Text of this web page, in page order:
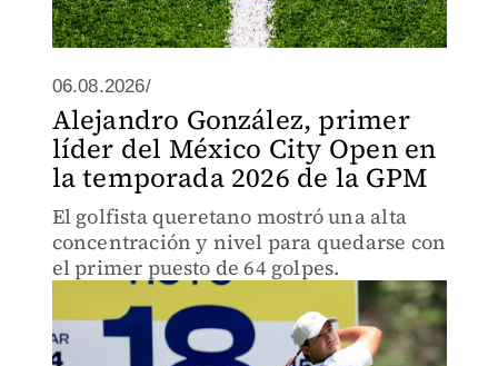
06.08.2026/
Alejandro González, primer
líder del México City Open en
la temporada 2026 de la GPM
El golfista queretano mostró una alta
concentración y nivel para quedarse con
el primer puesto de 64 golpes.